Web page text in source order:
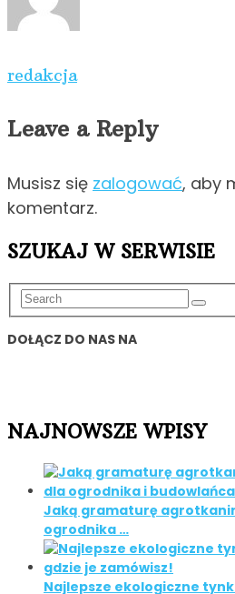
redakcja
Leave a Reply
Musisz się zalogować, aby
komentarz.
SZUKAJ W SERWISIE
DOŁĄCZ DO NAS NA
NAJNOWSZE WPISY
Jaką gramaturę
ogrodnika …
Najlepsze ekologiczne